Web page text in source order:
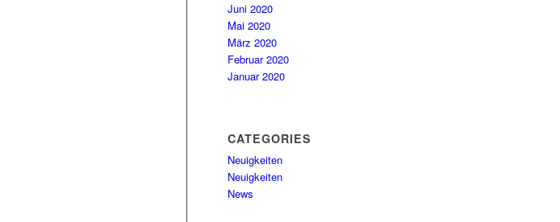
Juni 2020
Mai 2020
März 2020
Februar 2020
Januar 2020
CATEGORIES
Neuigkeiten
Neuigkeiten
News